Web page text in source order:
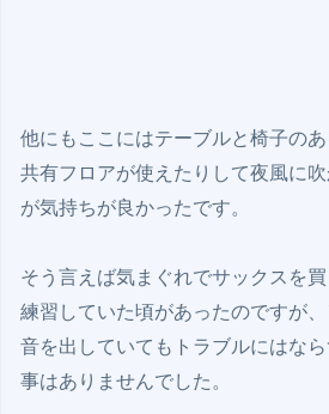
他にもここにはテーブルと椅子の
共有フロアが使えたりして夜風に
が気持ちが良かったです。
そう言えば気まぐれでサックスを
練習していた頃があったのですが
音を出していてもトラブルにはな
事はありませんでした。